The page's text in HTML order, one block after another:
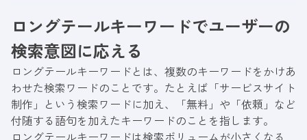
るキーワードを見よう見まね...
ロングテールキーワードでユーザーの
検索意図に応える
ロングテールキーワードとは、複数のキーワードをかけあ
わせた検索ワードのことです。たとえば「サービスサイト
制作」という検索ワードに加え、「無料」や「依頼」など
付随する語句を加えたキーワードのことを指します。
ロングテールキーワードは検索ボリュームが小さくなる